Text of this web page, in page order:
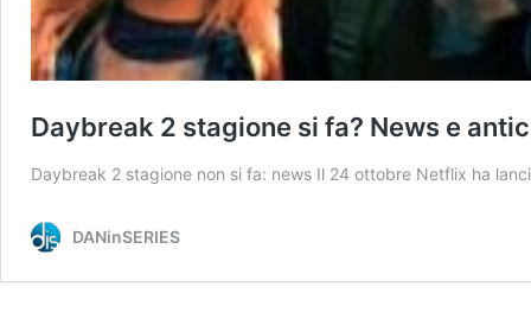
Daybreak 2 stagione si fa? News e
Daybreak 2 stagione non si fa: news Il 24 ottobre Netflix ha
DANinSERIES